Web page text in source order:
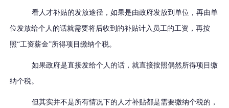
看人才补贴的发放途径，如果是由政府发放到单位，再由单
位发放给个人的话就需要将后收到的补贴计入员工的工资，再按
照“工资薪金”所得项目缴纳个税。
如果政府是直接发给个人的话，就直接按照偶然所得项目缴
纳个税。
但其实并不是所有情况下的人才补贴都是需要缴纳个税的，